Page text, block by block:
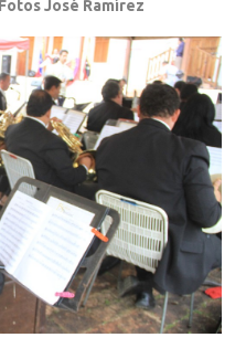
José Ramírez